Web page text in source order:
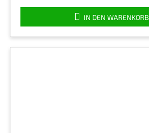
von
5
Sternen.
IN DEN WARENKORB